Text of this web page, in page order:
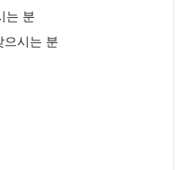
는 분
으시는 분